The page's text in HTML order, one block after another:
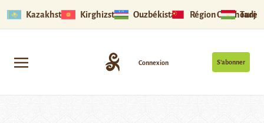
Kazakhstan Kirghizstan Ouzbékistan Région Ouïghoure
S’abonner
Connexion